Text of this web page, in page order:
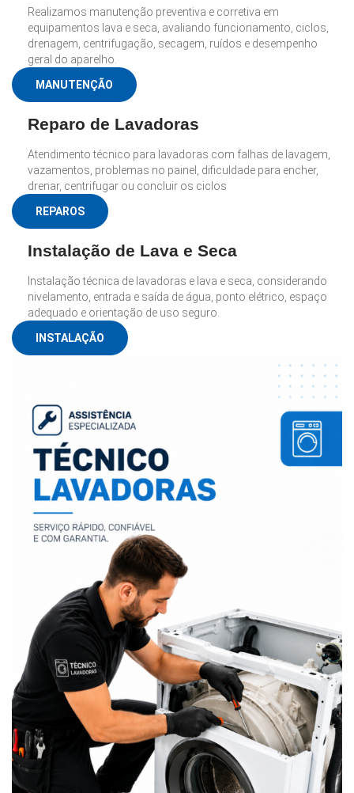
Realizamos manutenção preventiva e corretiva em
equipamentos lava e seca, avaliando funcionamento, ciclos,
drenagem, centrifugação, secagem, ruídos e desempenho
geral do aparelho.
MANUTENÇÃO
Reparo de Lavadoras
Atendimento técnico para lavadoras com falhas de lavagem,
vazamentos, problemas no painel, dificuldade para encher,
drenar, centrifugar ou concluir os ciclos
REPAROS
Instalação de Lava e Seca
Instalação técnica de lavadoras e lava e seca, considerando
nivelamento, entrada e saída de água, ponto elétrico, espaço
adequado e orientação de uso seguro.
INSTALAÇÃO